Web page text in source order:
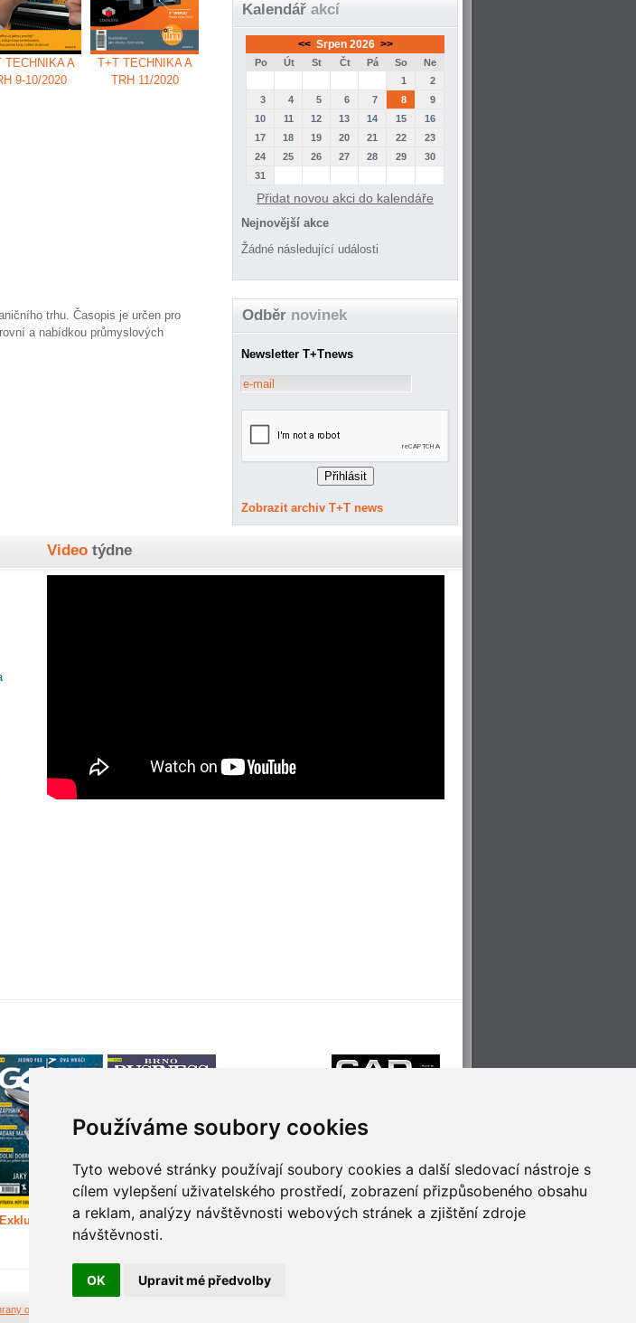
Používáme soubory cookies
Tyto webové stránky používají soubory cookies a další sledovací nástroje s
cílem vylepšení uživatelského prostředí, zobrazení přizpůsobeného obsahu
a reklam, analýzy návštěvnosti webových stránek a zjištění zdroje
návštěvnosti.
OK Upravit mé předvolby
TECHNIKA A
9-10/2020
T+T TECHNIKA A
TRH 11/2020
trhu. Časopis je určen pro
a nabídkou průmyslových
Kalendář akcí
<< Srpen 2026 >>
Po Út St Čt Pá So
Ne
1
2
3
4 5 6 7 8
9
10
11 12 13 14 15
16
17
18 19 20 21 22
23
24
25 26 27 28 29
30
31
Přidat novou akci do kalendáře
Nejnovější akce
Žádné následující události
Odběr novinek
Newsletter T+Tnews
Zobrazit archiv T+T news
Video týdne
Exkluzivně světem
Děláme Brno větší Příjemné cestování
Technologie pro
osobních údajů